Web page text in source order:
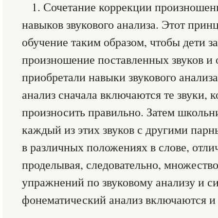
1. Сочетание коррекции
навыков звукового анализа. Этот
обучение таким образом, чтобы дети
произношение поставленных звуков и
приобретали навыки звукового
анализ сначала включаются те звуки,
произносить правильно. Затем
каждый из этих звуков с другими
в различных положениях в слове,
проделывая, следовательно,
упражнений по звуковому анализу и
фонематический анализ включаются